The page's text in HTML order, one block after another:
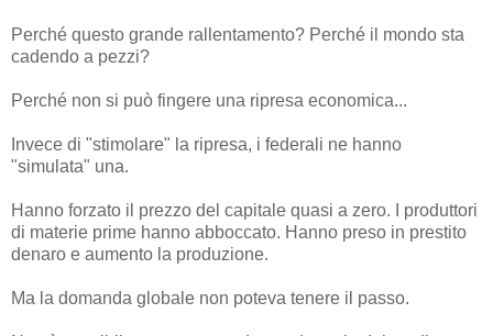
Perché questo grande rallentamento? Perché il mondo sta
cadendo a pezzi?
Perché non si può fingere una ripresa economica...
Invece di "stimolare" la ripresa, i federali ne hanno
"simulata" una.
Hanno forzato il prezzo del capitale quasi a zero. I produttori
di materie prime hanno abboccato. Hanno preso in prestito
denaro e aumento la produzione.
Ma la domanda globale non poteva tenere il passo.